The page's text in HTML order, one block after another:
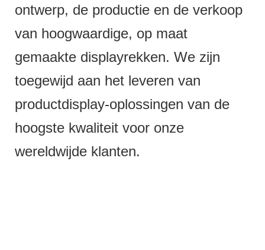
ontwerp, de productie en de verkoop
van hoogwaardige, op maat
gemaakte displayrekken. We zijn
toegewijd aan het leveren van
productdisplay-oplossingen van de
hoogste kwaliteit voor onze
wereldwijde klanten.